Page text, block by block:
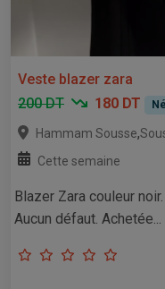
Veste blazer zara
200 DT
180 DT
Hammam Sousse,
Cette semaine
Blazer Zara couleur
Aucun défaut. Achetée...